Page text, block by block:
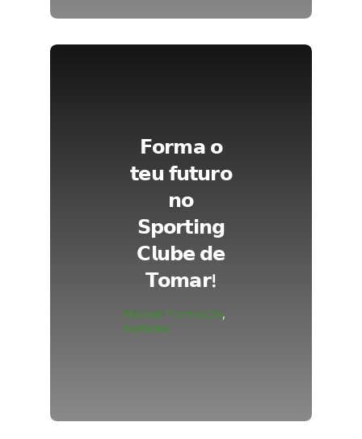
𝗙𝗼𝗿𝗺𝗮 𝗼
𝘁𝗲𝘂 𝗳𝘂𝘁𝘂𝗿𝗼
𝗻𝗼
𝗦𝗽𝗼𝗿𝘁𝗶𝗻𝗴
𝗖𝗹𝘂𝗯𝗲 𝗱𝗲
𝗧𝗼𝗺𝗮𝗿!
Hóquei Formação,
Noticias